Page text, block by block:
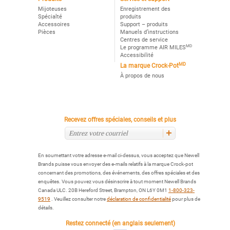
Mijoteuses
Spécialté
Accessoires
Pièces
Enregistrement des
produits
Support – produits
Manuels d’instructions
Centres de service
Le programme AIR MILESMD
Accessibilité
La marque Crock-PotMD
À propos de nous
Recevez offres spéciales, conseils et plus
En soumettant votre adresse e-mail ci-dessus, vous acceptez que Newell
Brands puisse vous envoyer des e-mails relatifs à la marque Crock-pot
concernant des promotions, des événements, des offres spéciales et des
enquêtes. Vous pouvez vous désinscrire à tout moment Newell Brands
Canada ULC. 20B Hereford Street, Brampton, ON L6Y 0M1 1-800-323-
9519
. Veuillez consulter notredéclaration de confidentialitépour plus de
détails.
Restez connecté (en anglais seulement)